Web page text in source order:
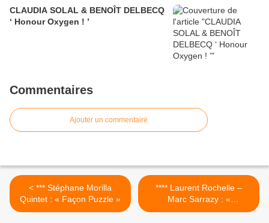
CLAUDIA SOLAL & BENOÎT DELBECQ
‘ Honour Oxygen ! ’
Commentaires
Ajouter un commentaire
< *** Stéphane Morilla
Quintet : « Façon Puzzle »
**** Laurent Rochelle –
Marc Sarrazy : «
Intranquillité » >